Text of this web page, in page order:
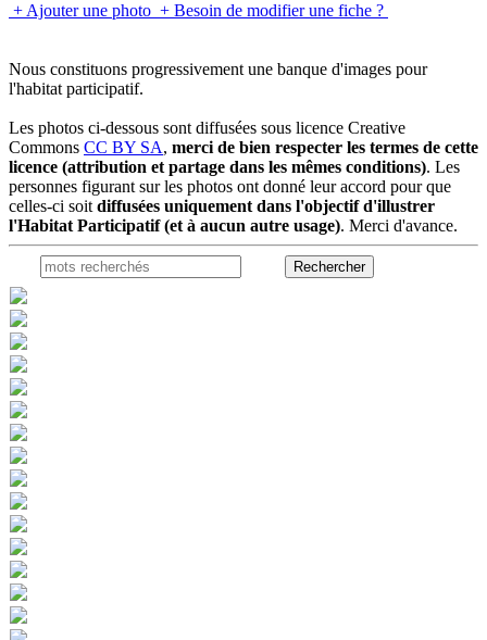
+ Ajouter une photo + Besoin de modifier une fiche ?
Nous constituons progressivement une banque d'images pour
l'habitat participatif.
Les photos ci-dessous sont diffusées sous licence Creative
Commons CC BY SA, merci de bien respecter les termes de cette
licence (attribution et partage dans les mêmes conditions). Les
personnes figurant sur les photos ont donné leur accord pour que
celles-ci soit diffusées uniquement dans l'objectif d'illustrer
l'Habitat Participatif (et à aucun autre usage). Merci d'avance.